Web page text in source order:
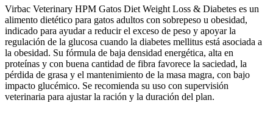
Virbac Veterinary HPM Gatos Diet Weight Loss & Diabetes es un
alimento dietético para gatos adultos con sobrepeso u obesidad,
indicado para ayudar a reducir el exceso de peso y apoyar la
regulación de la glucosa cuando la diabetes mellitus está asociada a
la obesidad. Su fórmula de baja densidad energética, alta en
proteínas y con buena cantidad de fibra favorece la saciedad, la
pérdida de grasa y el mantenimiento de la masa magra, con bajo
impacto glucémico. Se recomienda su uso con supervisión
veterinaria para ajustar la ración y la duración del plan.